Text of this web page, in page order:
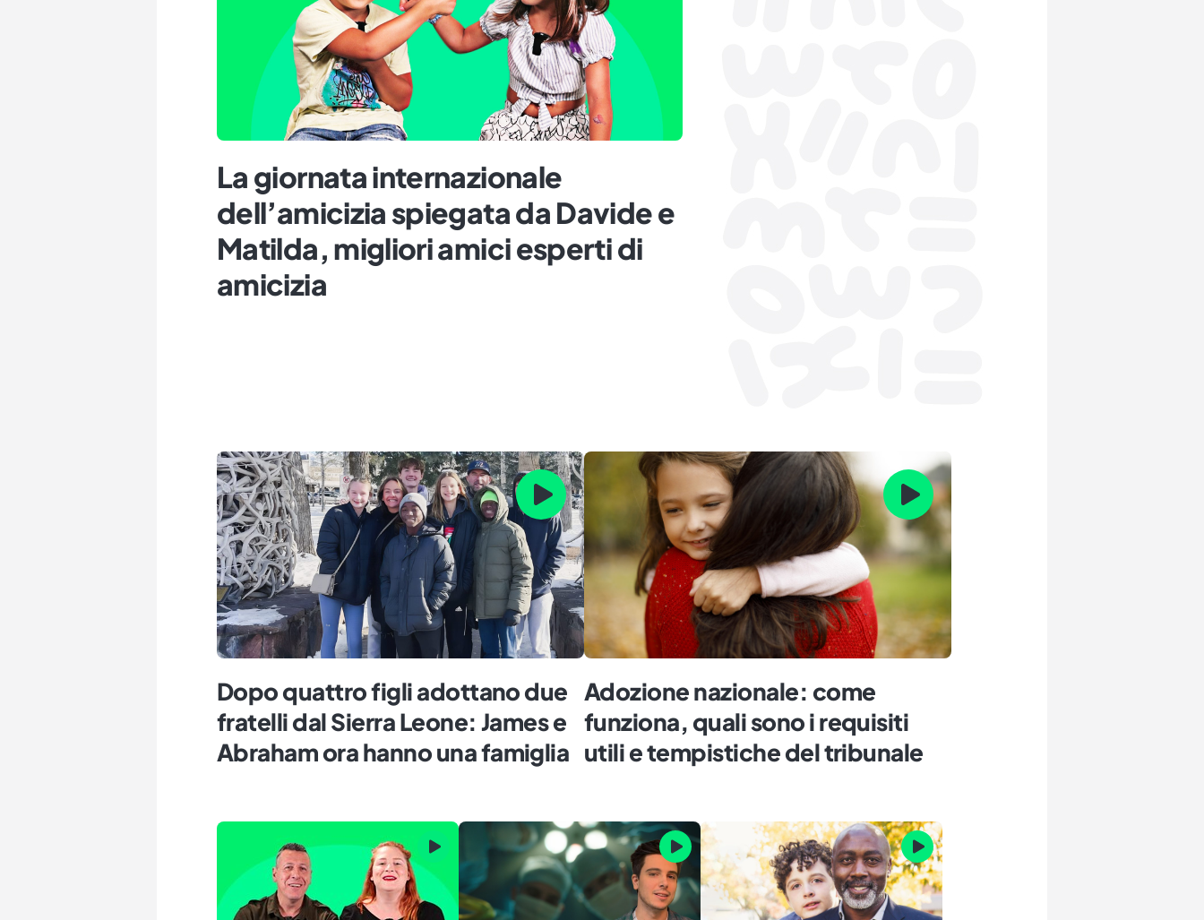
La giornata internazionale
dell’amicizia spiegata da Davide e
Matilda, migliori amici esperti di
amicizia
Dopo quattro figli adottano due
fratelli dal Sierra Leone: James e
Abraham ora hanno una famiglia
Adozione nazionale: come
funziona, quali sono i requisiti
utili e tempistiche del tribunale